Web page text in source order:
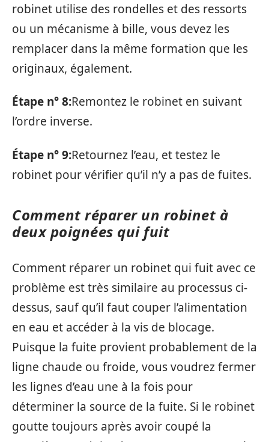
robinet utilise des rondelles et des ressorts
ou un mécanisme à bille, vous devez les
remplacer dans la même formation que les
originaux, également.
Étape n° 8:Remontez le robinet en suivant
l’ordre inverse.
Étape n° 9:Retournez l’eau, et testez le
robinet pour vérifier qu’il n’y a pas de fuites.
Comment réparer un robinet à
deux poignées qui fuit
Comment réparer un robinet qui fuit avec ce
problème est très similaire au processus ci-
dessus, sauf qu’il faut couper l’alimentation
en eau et accéder à la vis de blocage.
Puisque la fuite provient probablement de la
ligne chaude ou froide, vous voudrez fermer
les lignes d’eau une à la fois pour
déterminer la source de la fuite. Si le robinet
goutte toujours après avoir coupé la